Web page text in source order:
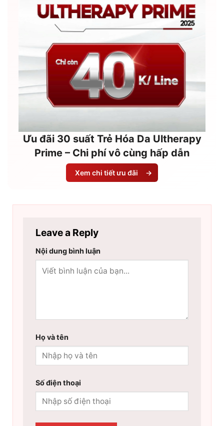
Ưu đãi 30 suất Trẻ Hóa Da Ultherapy
Prime – Chi phí vô cùng hấp dẫn
Xem chi tiết ưu đãi →
Leave a Reply
Nội dung bình luận
Họ và tên
Số điện thoại